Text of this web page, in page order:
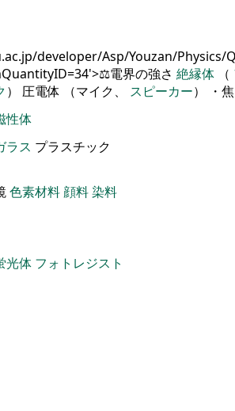
developer/Asp/Youzan/Physics/
電界の強さ 絶縁体 （
） 圧電体 （マイク、 スピーカー） ・
性体
ラス プラスチック
色素材料顔料染料
光体 フォトレジスト